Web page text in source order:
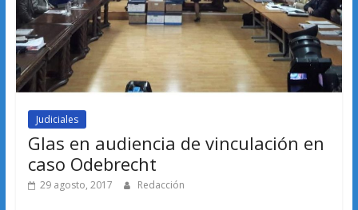
Judiciales
Glas en audiencia de vinculación en
caso Odebrecht
29 agosto, 2017 Redacción